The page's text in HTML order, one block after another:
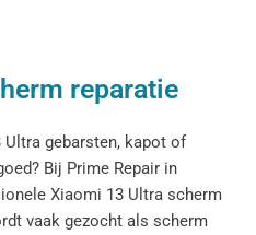
reparatie
gebarsten, kapot of
Bij Prime Repair in
Xiaomi 13 Ultra scherm
vaak gezocht als scherm